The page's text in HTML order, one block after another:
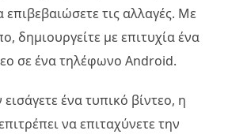
επιβεβαιώσετε τις αλλαγές. Με
δημιουργείτε με επιτυχία ένα
σε ένα τηλέφωνο Android.
εισάγετε ένα τυπικό βίντεο, η
να επιταχύνετε την